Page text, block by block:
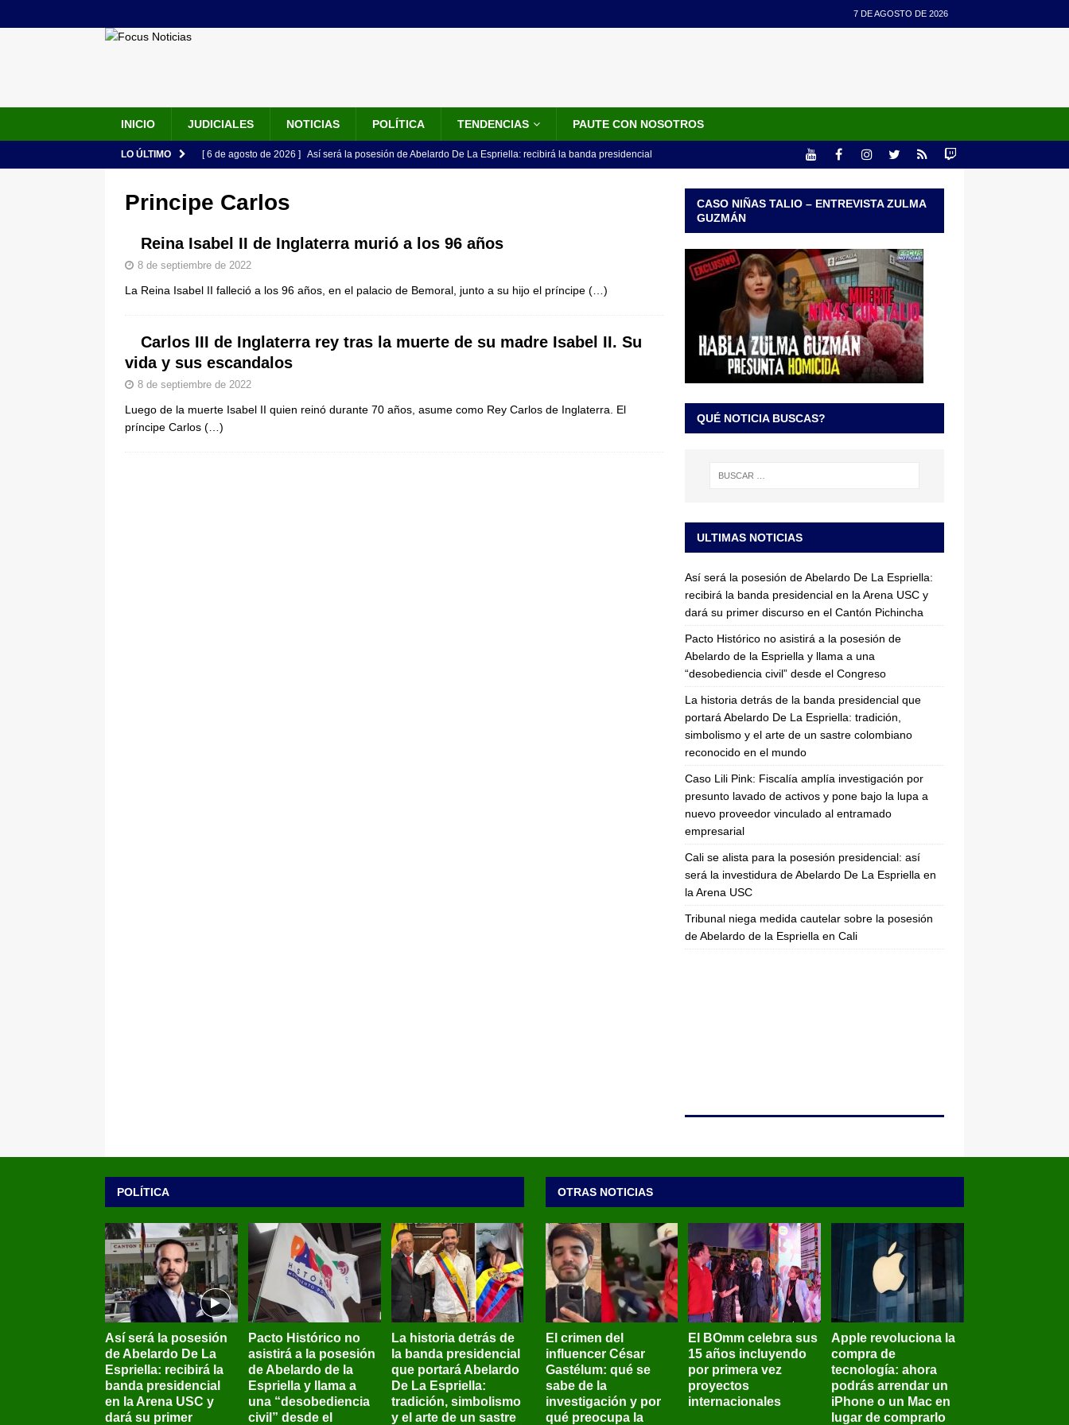
7 DE AGOSTO DE 2026
INICIO JUDICIALES NOTICIAS POLÍTICA TENDENCIAS PAUTE CON NOSOTROS
LO ÚLTIMO [ 6 de agosto de 2026 ] Así será la posesión de Abelardo De La Espriella: recibirá la banda presidencial
[ 6 de agosto de 2026 ]
una “desobediencia civil” desde el Congreso LO ÚLTIMO
[ 6 de agosto de 2026 ]
Espriella: tradición, simbolismo y el arte de un sastre colombiano reconocido en el mundo LO
[ 6 de agosto de 2026 ] Caso Lili Pink: Fiscalía amplía investigación por presunto lavado de activos y
pone bajo la lupa a nuevo proveedor vinculado al entramado empresarial
De La Espriella en la Arena USC
Principe Carlos
Reina Isabel II de Inglaterra murió a los 96 años
8 de septiembre de 2022
La Reina Isabel II falleció a los 96 años, en el palacio de Bemoral, junto a su hijo el príncipe (…)
Carlos III de Inglaterra rey tras la muerte de su madre Isabel II. Su
vida y sus escandalos
8 de septiembre de 2022
Luego de la muerte Isabel II quien reinó durante 70 años, asume como Rey Carlos de Inglaterra. El
príncipe Carlos (…)
CASO NIÑAS TALIO – ENTREVISTA ZULMA
GUZMÁN
QUÉ NOTICIA BUSCAS?
ULTIMAS NOTICIAS
Así será la posesión de Abelardo De La Espriella:
recibirá la banda presidencial en la Arena USC y
dará su primer discurso en el Cantón Pichincha
Pacto Histórico no asistirá a la posesión de
Abelardo de la Espriella y llama a una
“desobediencia civil” desde el Congreso
La historia detrás de la banda presidencial que
portará Abelardo De La Espriella: tradición,
simbolismo y el arte de un sastre colombiano
reconocido en el mundo
Caso Lili Pink: Fiscalía amplía investigación por
presunto lavado de activos y pone bajo la lupa a
nuevo proveedor vinculado al entramado
empresarial
Cali se alista para la posesión presidencial: así
será la investidura de Abelardo De La Espriella en
la Arena USC
Tribunal niega medida cautelar sobre la posesión
de Abelardo de la Espriella en Cali
POLÍTICA
Así será la posesión
de Abelardo De La
Espriella: recibirá la
banda presidencial
en la Arena USC y
dará su primer
Pacto Histórico no
asistirá a la posesión
de Abelardo de la
Espriella y llama a
una “desobediencia
civil” desde el
La historia detrás de
la banda presidencial
que portará Abelardo
De La Espriella:
tradición, simbolismo
y el arte de un sastre
OTRAS NOTICIAS
El crimen del
influencer César
Gastélum: qué se
sabe de la
investigación y por
qué preocupa la
El BOmm celebra sus
15 años incluyendo
por primera vez
proyectos
internacionales
Apple revoluciona la
compra de
tecnología: ahora
podrás arrendar un
iPhone o un Mac en
lugar de comprarlo